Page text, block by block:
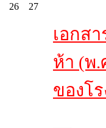
26
27
เอกส
ห้า (พ.
ของโ